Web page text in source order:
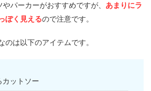
パーカーがおすすめですが、 あまりにラ
ぽく見えるので注意です。
のは以下のアイテムです。
ットソー